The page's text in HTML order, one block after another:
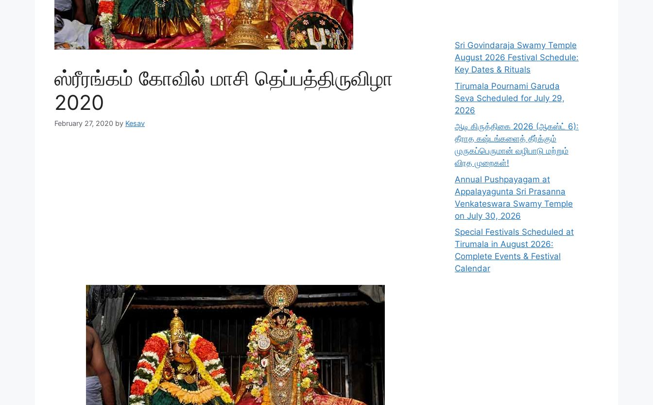
ஸ்ரீரங்கம் கோவில் மாசி தெப்பத்திருவிழா
2020
February 27, 2020 by Kesav
Sri Govindaraja Swamy Temple
August 2026 Festival Schedule:
Key Dates & Rituals
Tirumala Pournami Garuda
Seva Scheduled for July 29,
2026
ஆடி கிருத்திகை 2026 (ஆகஸ்ட் 6):
தீராத கஷ்டங்களைத் தீர்க்கும்
முருகப்பெருமான் வழிபாடு மற்றும்
விரத முறைகள்!
Annual Pushpayagam at
Appalayagunta Sri Prasanna
Venkateswara Swamy Temple
on July 30, 2026
Special Festivals Scheduled at
Tirumala in August 2026:
Complete Events & Festival
Calendar